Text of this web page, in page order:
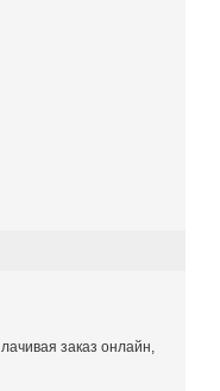
заказ онлайн,